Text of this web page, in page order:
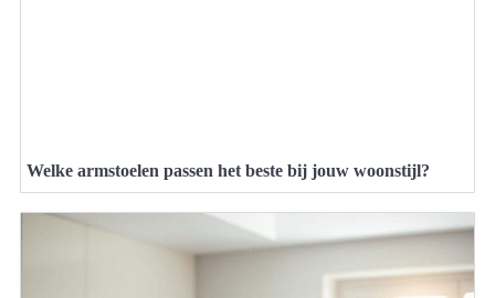
Welke armstoelen passen het beste bij jouw woonstijl?